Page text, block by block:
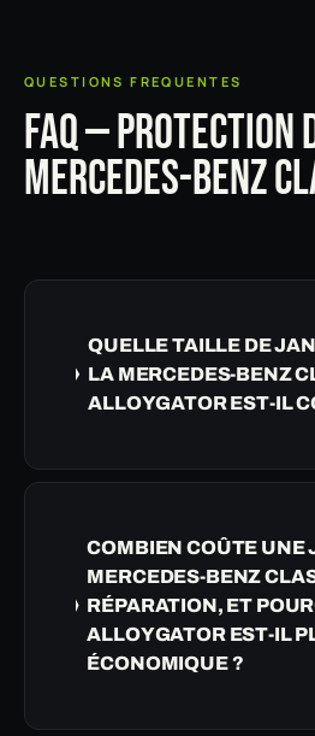
QUESTIONS FREQUENTES
FAQ — PROTECTION
MERCEDES-BENZ
QUELLE TAILLE DE
LA MERCEDES-BENZ
ALLOYGATOR EST-IL
COMBIEN COÛTE UNE
MERCEDES-BENZ
RÉPARATION, ET
ALLOYGATOR EST-IL
ÉCONOMIQUE ?